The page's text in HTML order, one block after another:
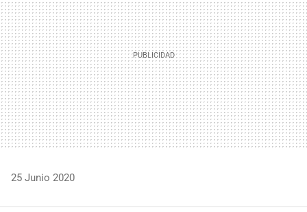
25 Junio 2020